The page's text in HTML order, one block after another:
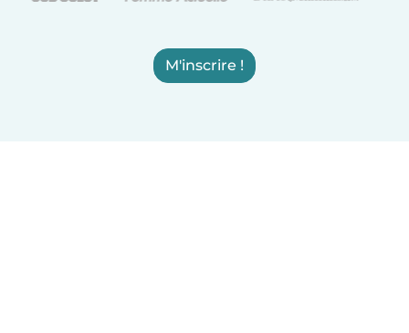
M'inscrire !